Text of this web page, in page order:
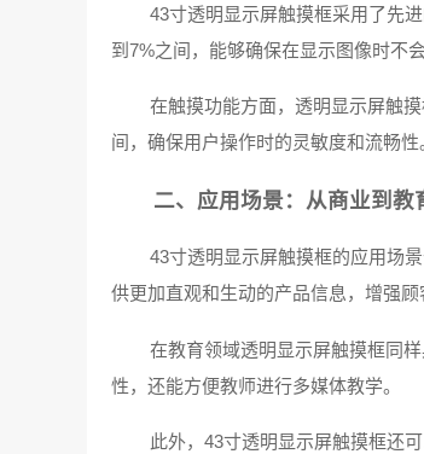
43寸透明显示屏触摸框采用了先
到7%之间，能够确保在显示图像时不
在触摸功能方面，透明显示屏触
间，确保用户操作时的灵敏度和流畅
二、应用场景：从商业到教
43寸透明显示屏触摸框的应用场
供更加直观和生动的产品信息，增强
在教育领域透明显示屏触摸框同
性，还能方便教师进行多媒体教学。
此外，43寸透明显示屏触摸框还